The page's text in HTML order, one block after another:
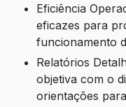
Eficiência Operacional: Manutenções planejadas e
eficazes para
funcionamento
Relatórios Detalhados: Documentação clara e
objetiva com o
orientações